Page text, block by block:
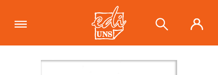
"Calidad de aguas. Aspectos